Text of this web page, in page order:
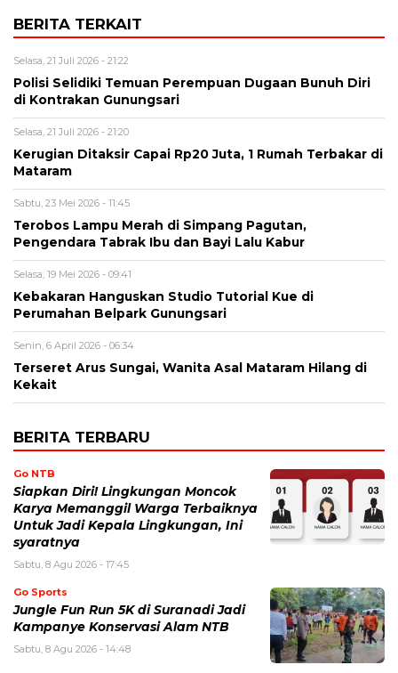
BERITA TERKAIT
Selasa, 21 Juli 2026 - 21:22
Polisi Selidiki Temuan Perempuan Dugaan Bunuh Diri
di Kontrakan Gunungsari
Selasa, 21 Juli 2026 - 21:20
Kerugian Ditaksir Capai Rp20 Juta, 1 Rumah Terbakar di
Mataram
Sabtu, 23 Mei 2026 - 11:45
Terobos Lampu Merah di Simpang Pagutan,
Pengendara Tabrak Ibu dan Bayi Lalu Kabur
Selasa, 19 Mei 2026 - 09:41
Kebakaran Hanguskan Studio Tutorial Kue di
Perumahan Belpark Gunungsari
Senin, 6 April 2026 - 06:34
Terseret Arus Sungai, Wanita Asal Mataram Hilang di
Kekait
BERITA TERBARU
Go NTB
Siapkan Diri! Lingkungan Moncok
Karya Memanggil Warga Terbaiknya
Untuk Jadi Kepala Lingkungan, Ini
syaratnya
Sabtu, 8 Agu 2026 - 17:45
Go Sports
Jungle Fun Run 5K di Suranadi Jadi
Kampanye Konservasi Alam NTB
Sabtu, 8 Agu 2026 - 14:48